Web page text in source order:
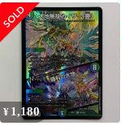
利の大地 SR 2枚セット
¥ 1,180